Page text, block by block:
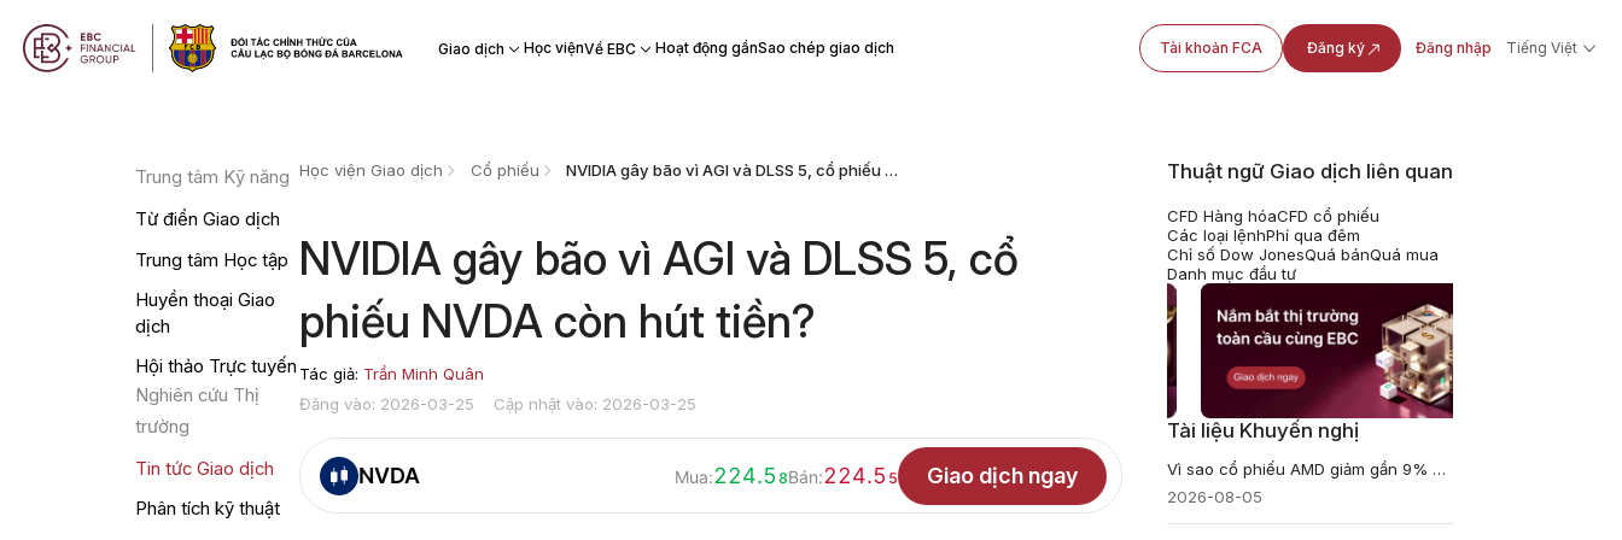
Giao dịch Học việnVề EBC Hoạt động gầnSao chép giao dịch Tài khoản FCA Đăng ký Đăng nhập Tiếng Việt
Trung tâm Kỹ năng
Từ điển Giao dịch
Trung tâm Học tập
Huyền thoại Giao
dịch
Hội thảo Trực tuyến
Nghiên cứu Thị
trường
Tin tức Giao dịch
Phân tích kỹ thuật
Học viện Giao dịch Cổ phiếu NVIDIA gây bão vì AGI và DLSS 5, cổ phiếu NVDA còn hút tiền?
NVIDIA gây bão vì AGI và DLSS 5, cổ
phiếu NVDA còn hút tiền?
Tác giả: Trần Minh Quân
Đăng vào: 2026-03-25
Cập nhật vào: 2026-03-25
NVDA Mua:224.5 8Bán:224.5 5 Giao dịch ngay
Thuật ngữ Giao dịch liên quan
CFD Hàng hóaCFD cổ phiếu
Các loại lệnhPhí qua đêm
Chỉ số Dow JonesQuá bánQuá mua
Danh mục đầu tư
Tài liệu Khuyến nghị
Vì sao cổ phiếu AMD giảm gần 9% dù doanh thu kỷ lục $11,5 tỷ?
2026-08-05